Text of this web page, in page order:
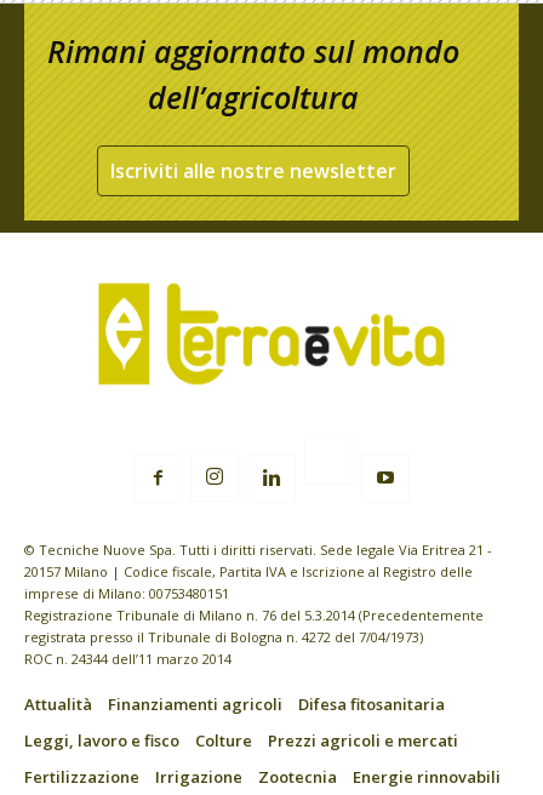
Rimani aggiornato sul mondo
dell’agricoltura
Iscriviti alle nostre newsletter
© Tecniche Nuove Spa. Tutti i diritti riservati. Sede legale Via Eritrea 21 -
20157 Milano | Codice fiscale, Partita IVA e Iscrizione al Registro delle
imprese di Milano: 00753480151
Registrazione Tribunale di Milano n. 76 del 5.3.2014 (Precedentemente
registrata presso il Tribunale di Bologna n. 4272 del 7/04/1973)
ROC n. 24344 dell’11 marzo 2014
Attualità Finanziamenti agricoli
Difesa fitosanitaria
Leggi, lavoro e fisco
Colture
Prezzi agricoli e mercati
Fertilizzazione
Irrigazione Zootecnia
Energie rinnovabili